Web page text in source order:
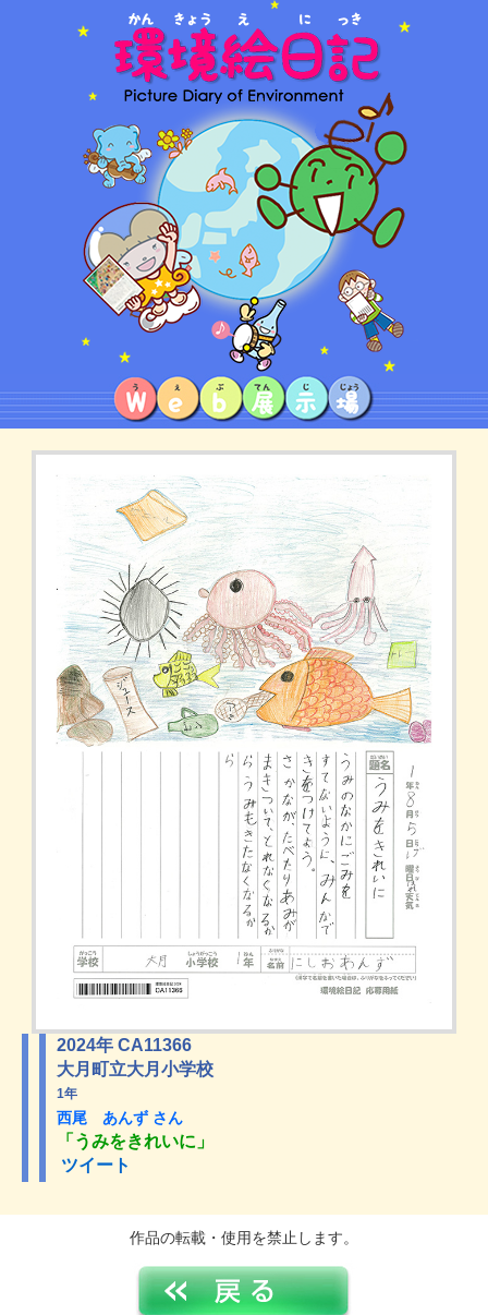
2024年 CA11366
大月町立大月小学校
1年
西尾 あんず さん
「うみをきれいに」
ツイート
作品の転載・使用を禁止します。